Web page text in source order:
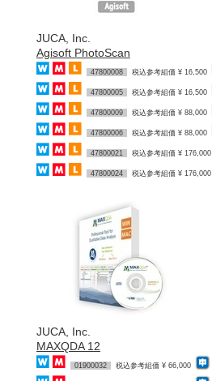
JUCA, Inc.
Agisoft PhotoScan
47800008 税込参考組価 ¥ 16,500
47800005 税込参考組価 ¥ 16,500
47800009 税込参考組価 ¥ 88,000
47800006 税込参考組価 ¥ 88,000
47800021 税込参考組価 ¥ 176,000
47800024 税込参考組価 ¥ 176,000
JUCA, Inc.
MAXQDA 12
01900032 税込参考組価 ¥ 66,000